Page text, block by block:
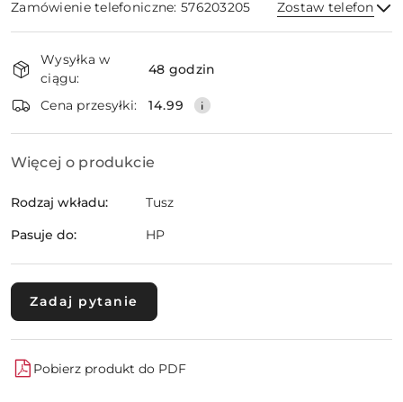
Zamówienie telefoniczne: 576203205 Zostaw telefon
i
dostawa
Wysyłka w
ciągu:
48 godzin
Cena przesyłki: 14.99
Więcej o produkcie
Rodzaj wkładu:
Tusz
Pasuje do:
HP
Zadaj pytanie
Pobierz produkt do PDF